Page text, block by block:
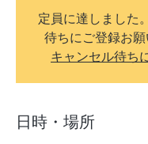
定員に達しました
待ちにご登録お願
キャンセル待ち
日時・場所